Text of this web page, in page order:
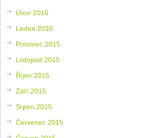
Únor 2016
Leden 2016
Prosinec 2015
Listopad 2015
Říjen 2015
Září 2015
Srpen 2015
Červenec 2015